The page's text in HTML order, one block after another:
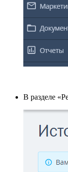
В разделе